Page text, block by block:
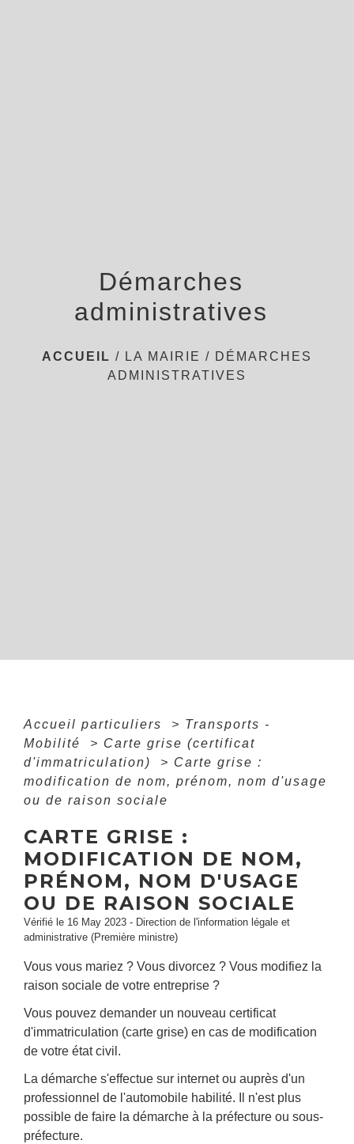
Démarches
administratives
ACCUEIL / LA MAIRIE / DÉMARCHES
ADMINISTRATIVES
Accueil particuliers > Transports -
Mobilité
> Carte grise (certificat
d'immatriculation)
> Carte grise :
modification de nom, prénom, nom d'usage
ou de raison sociale
CARTE GRISE :
MODIFICATION DE NOM,
PRÉNOM, NOM D'USAGE
OU DE RAISON SOCIALE
Vérifié le 16 May 2023 - Direction de l'information légale et
administrative (Première ministre)
Vous vous mariez ? Vous divorcez ? Vous modifiez la
raison sociale de votre entreprise ?
Vous pouvez demander un nouveau certificat
d'immatriculation (carte grise) en cas de modification
de votre état civil.
La démarche s'effectue sur internet ou auprès d'un
professionnel de l'automobile habilité. Il n'est plus
possible de faire la démarche à la préfecture ou sous-
préfecture.